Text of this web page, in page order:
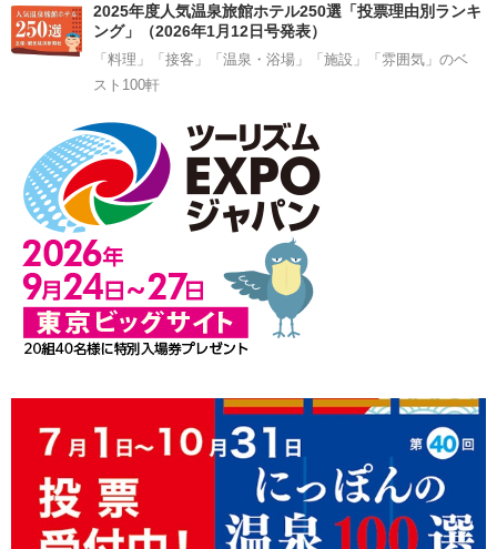
2025年度人気温泉旅館ホテル250選「投票理由別ランキ
ング」（2026年1月12日号発表）
「料理」「接客」「温泉・浴場」「施設」「雰囲気」のベ
スト100軒